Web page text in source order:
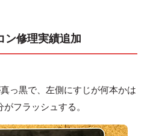
修理実績追加
っ黒で、左側にすじが何本かは
フラッシュする。